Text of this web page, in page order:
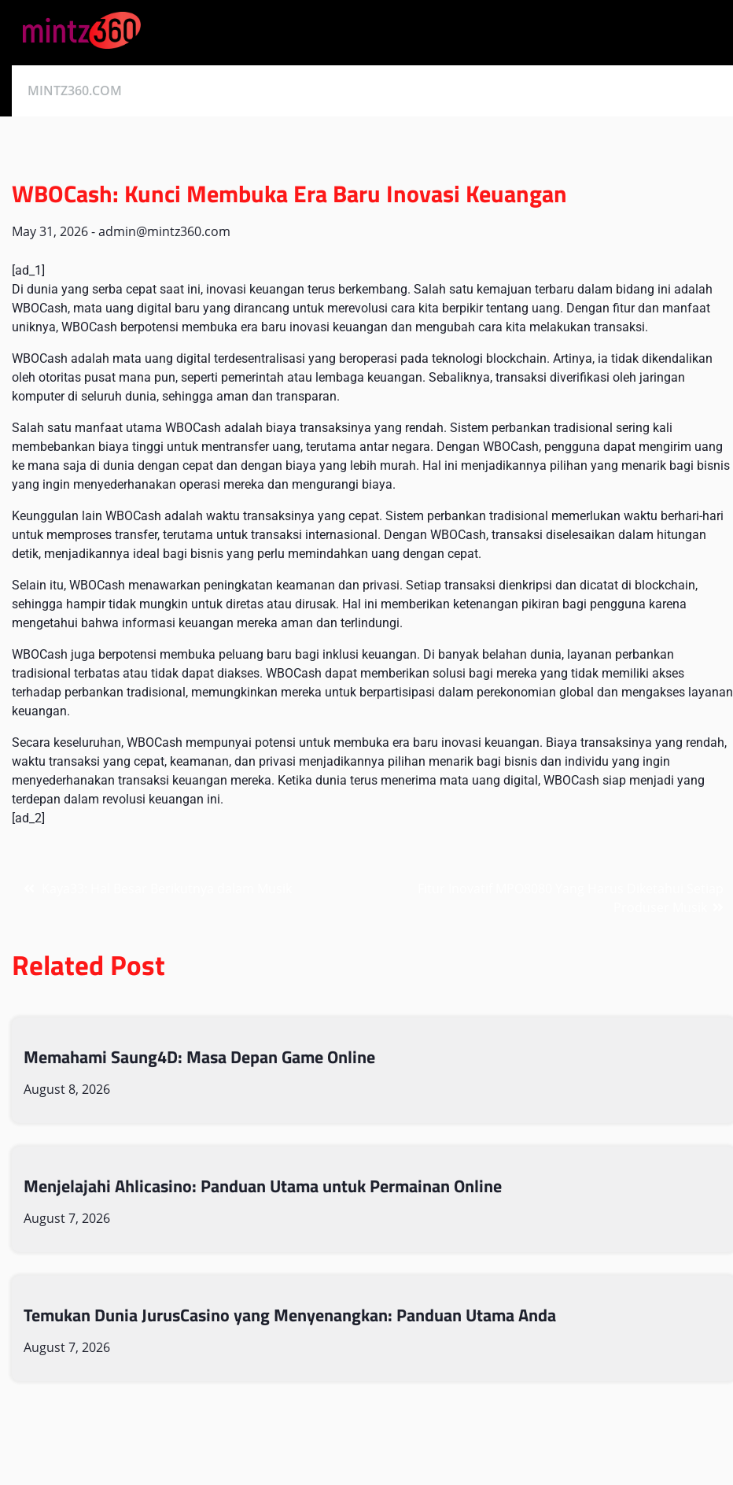
content
MINTZ360.COM
WBOCash: Kunci Membuka Era Baru Inovasi Keuangan
May 31, 2026-admin@mintz360.com
[ad_1]
Di dunia yang serba cepat saat ini, inovasi keuangan terus berkembang. Salah satu kemajuan terbaru dalam bidang ini adalah
WBOCash, mata uang digital baru yang dirancang untuk merevolusi cara kita berpikir tentang uang. Dengan fitur dan manfaat
uniknya, WBOCash berpotensi membuka era baru inovasi keuangan dan mengubah cara kita melakukan transaksi.
WBOCash adalah mata uang digital terdesentralisasi yang beroperasi pada teknologi blockchain. Artinya, ia tidak dikendalikan
oleh otoritas pusat mana pun, seperti pemerintah atau lembaga keuangan. Sebaliknya, transaksi diverifikasi oleh jaringan
komputer di seluruh dunia, sehingga aman dan transparan.
Salah satu manfaat utama WBOCash adalah biaya transaksinya yang rendah. Sistem perbankan tradisional sering kali
membebankan biaya tinggi untuk mentransfer uang, terutama antar negara. Dengan WBOCash, pengguna dapat mengirim uang
ke mana saja di dunia dengan cepat dan dengan biaya yang lebih murah. Hal ini menjadikannya pilihan yang menarik bagi bisnis
yang ingin menyederhanakan operasi mereka dan mengurangi biaya.
Keunggulan lain WBOCash adalah waktu transaksinya yang cepat. Sistem perbankan tradisional memerlukan waktu berhari-hari
untuk memproses transfer, terutama untuk transaksi internasional. Dengan WBOCash, transaksi diselesaikan dalam hitungan
detik, menjadikannya ideal bagi bisnis yang perlu memindahkan uang dengan cepat.
Selain itu, WBOCash menawarkan peningkatan keamanan dan privasi. Setiap transaksi dienkripsi dan dicatat di blockchain,
sehingga hampir tidak mungkin untuk diretas atau dirusak. Hal ini memberikan ketenangan pikiran bagi pengguna karena
mengetahui bahwa informasi keuangan mereka aman dan terlindungi.
WBOCash juga berpotensi membuka peluang baru bagi inklusi keuangan. Di banyak belahan dunia, layanan perbankan
tradisional terbatas atau tidak dapat diakses. WBOCash dapat memberikan solusi bagi mereka yang tidak memiliki akses
terhadap perbankan tradisional, memungkinkan mereka untuk berpartisipasi dalam perekonomian global dan mengakses layanan
keuangan.
Secara keseluruhan, WBOCash mempunyai potensi untuk membuka era baru inovasi keuangan. Biaya transaksinya yang rendah,
waktu transaksi yang cepat, keamanan, dan privasi menjadikannya pilihan menarik bagi bisnis dan individu yang ingin
menyederhanakan transaksi keuangan mereka. Ketika dunia terus menerima mata uang digital, WBOCash siap menjadi yang
terdepan dalam revolusi keuangan ini.
[ad_2]
Related Post
Memahami Saung4D: Masa Depan Game Online
August 8, 2026
Menjelajahi Ahlicasino: Panduan Utama untuk Permainan Online
August 7, 2026
Temukan Dunia JurusCasino yang Menyenangkan: Panduan Utama Anda
August 7, 2026